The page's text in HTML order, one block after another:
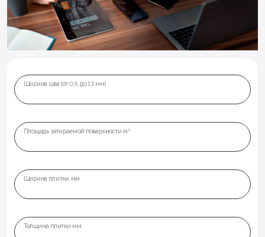
Ширина шва (от 0,5 до 13 мм)
Площадь затираемой поверхности м²
Ширина плитки мм
Толщина плитки мм